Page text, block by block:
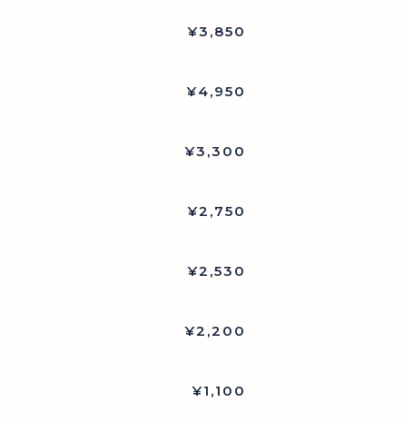
¥3,850
¥4,950
¥3,300
¥2,750
¥2,530
¥2,200
¥1,100